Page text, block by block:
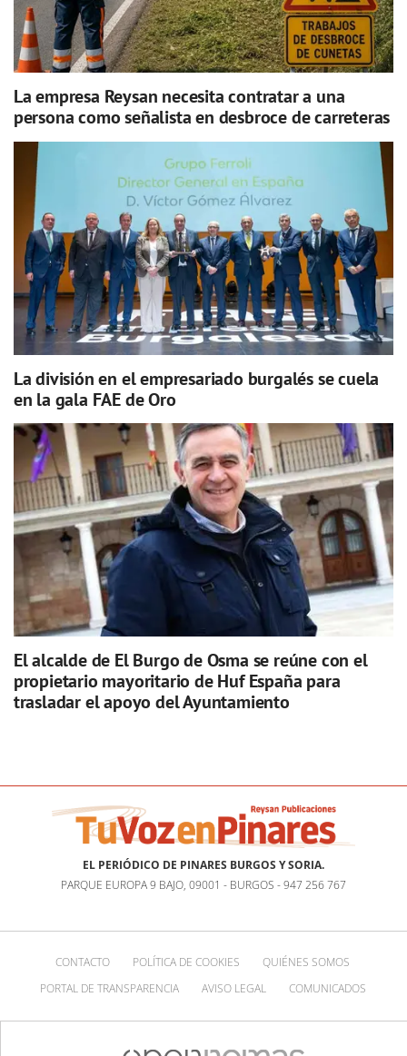
La empresa Reysan necesita contratar a una
persona como señalista en desbroce de carreteras
La división en el empresariado burgalés se cuela
en la gala FAE de Oro
El alcalde de El Burgo de Osma se reúne con el
propietario mayoritario de Huf España para
trasladar el apoyo del Ayuntamiento
EL PERIÓDICO DE PINARES BURGOS Y SORIA.
PARQUE EUROPA 9 BAJO, 09001 - BURGOS - 947 256 767
CONTACTO POLÍTICA DE COOKIES
QUIÉNES SOMOS
PORTAL DE TRANSPARENCIA
AVISO LEGAL COMUNICADOS